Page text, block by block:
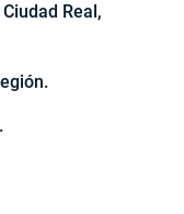
Real,